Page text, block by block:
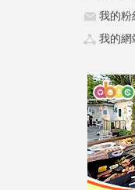
我的粉
我的網